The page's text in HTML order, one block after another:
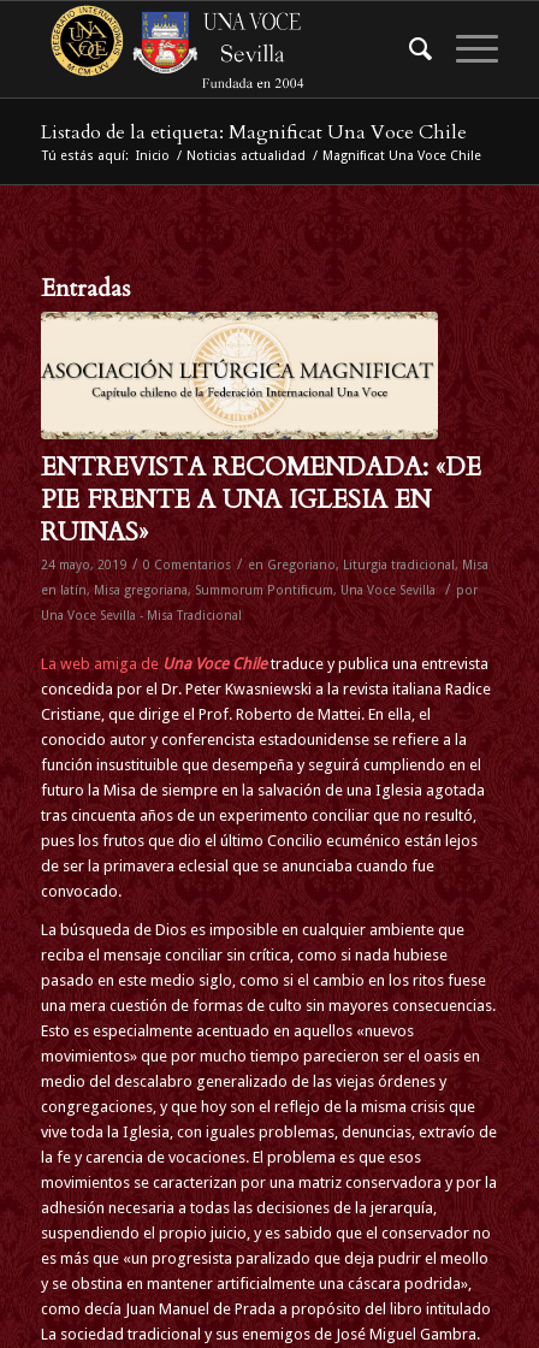
Listado de la etiqueta: Magnificat Una Voce Chile
Tú estás aquí: Inicio / Noticias actualidad / Magnificat Una Voce Chile
Entradas
ENTREVISTA RECOMENDADA: «DE
PIE FRENTE A UNA IGLESIA EN
RUINAS»
24 mayo, 2019 / 0 Comentarios / en Gregoriano, Liturgia tradicional, Misa
en latín, Misa gregoriana, Summorum Pontificum, Una Voce Sevilla / por
Una Voce Sevilla - Misa Tradicional
La web amiga de Una Voce Chiletraduce y publica una entrevista
concedida por el Dr. Peter Kwasniewski a la revista italiana Radice
Cristiane, que dirige el Prof. Roberto de Mattei. En ella, el
conocido autor y conferencista estadounidense se refiere a la
función insustituible que desempeña y seguirá cumpliendo en el
futuro la Misa de siempre en la salvación de una Iglesia agotada
tras cincuenta años de un experimento conciliar que no resultó,
pues los frutos que dio el último Concilio ecuménico están lejos
de ser la primavera eclesial que se anunciaba cuando fue
convocado.
La búsqueda de Dios es imposible en cualquier ambiente que
reciba el mensaje conciliar sin crítica, como si nada hubiese
pasado en este medio siglo, como si el cambio en los ritos fuese
una mera cuestión de formas de culto sin mayores consecuencias.
Esto es especialmente acentuado en aquellos «nuevos
movimientos» que por mucho tiempo parecieron ser el oasis en
medio del descalabro generalizado de las viejas órdenes y
congregaciones, y que hoy son el reflejo de la misma crisis que
vive toda la Iglesia, con iguales problemas, denuncias, extravío de
la fe y carencia de vocaciones. El problema es que esos
movimientos se caracterizan por una matriz conservadora y por la
adhesión necesaria a todas las decisiones de la jerarquía,
suspendiendo el propio juicio, y es sabido que el conservador no
es más que «un progresista paralizado que deja pudrir el meollo
y se obstina en mantener artificialmente una cáscara podrida»,
como decía Juan Manuel de Prada a propósito del libro intitulado
La sociedad tradicional y sus enemigos de José Miguel Gambra.